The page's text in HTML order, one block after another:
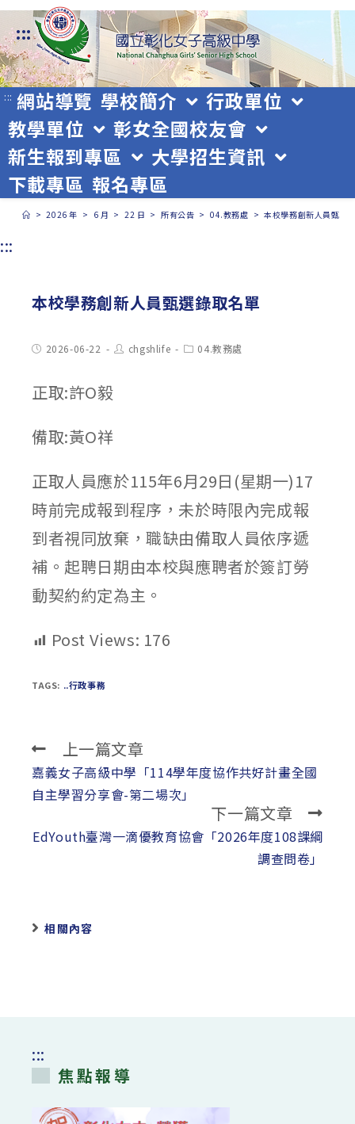
跳
轉
至
主
要
內
容
:::
::: 網站導覽 學校簡介
行政單位
教學單位
彰女全國校友會
新生報到專區
大學招生資訊
下載專區 報名專區
> 2026 年 > 6 月 > 22 日 > 所有公告 > 04.教務處 > 本校學務創新人員甄選
:::
本校學務創新人員甄選錄取名單
Post2026-06-22
Post
author:
chgshlife
Post04.教務處
正取:許O毅
備取:黃O祥
正取人員應於115年6月29日(星期一)17
時前完成報到程序，未於時限內完成報
到者視同放棄，職缺由備取人員依序遞
補。起聘日期由本校與應聘者於簽訂勞
動契約約定為主。
Post Views: 176
TAGS: ..行政事務
Read
more
articles
上一篇文章
嘉義女子高級中學「114學年度協作共好計畫全國
自主學習分享會-第二場次」
下一篇文章
EdYouth臺灣一滴優教育協會「2026年度108課綱
調查問卷」
相關內容
:::
焦點報導